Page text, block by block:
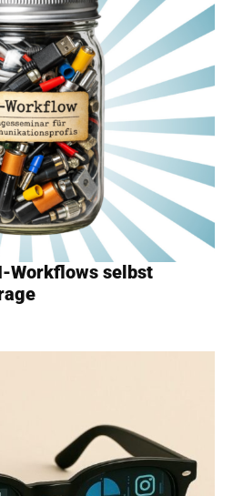
Workflows selbst